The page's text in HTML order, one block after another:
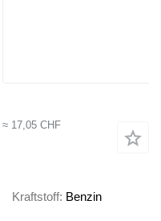
≈ 17,05 CHF
Kraftstoff Benzin